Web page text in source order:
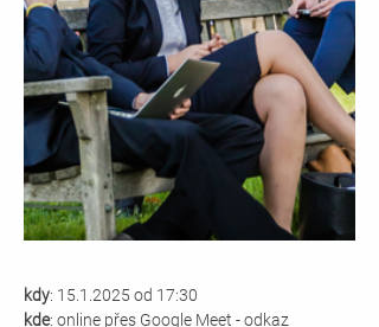
kdy: 15.1.2025 od 17:30
kde: online přes Google Meet - odkaz